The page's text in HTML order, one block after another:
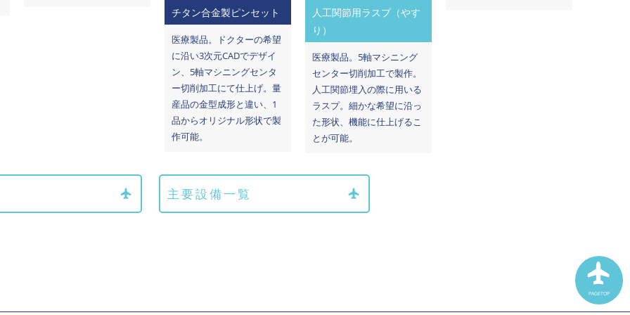
チタン合金製ピンセット
医療製品。ドクターの希望
に沿い3次元CADでデザイ
ン、5軸マシニングセンタ
ー切削加工にて仕上げ。量
産品の金型成形と違い、1
品からオリジナル形状で製
作可能。
人工関節用ラスプ（やす
り）
医療製品。5軸マシニング
センター切削加工で製作。
人工関節埋入の際に用いる
ラスプ。細かな希望に沿っ
た形状、機能に仕上げるこ
とが可能。
主要設備一覧
PAGETOP